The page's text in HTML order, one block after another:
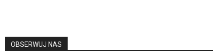
OBSERWUJ NAS